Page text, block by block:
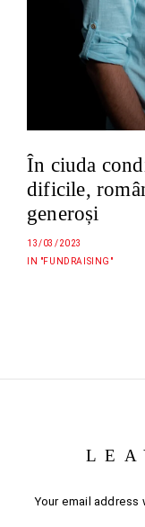
În ciuda
dificile,
generoși
13/03/2023
IN "FUNDRAISING"
Your email address